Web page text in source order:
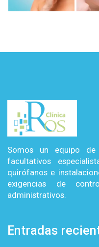
Somos un equipo de
facultativos
quirófanos e
exigencias de
administrativos.
Entradas